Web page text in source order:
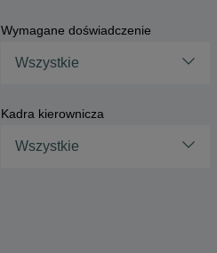
Wymagane doświadczenie
Wszystkie
Kadra kierownicza
Wszystkie